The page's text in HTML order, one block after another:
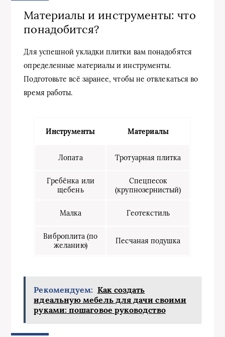
Материалы и инструменты: что
понадобится?
Для успешной укладки плитки вам понадобятся
определенные материалы и инструменты.
Подготовьте всё заранее, чтобы не отвлекаться во
время работы.
Инструменты Материалы
Лопата Тротуарная плитка
Гребёнка или
щебень
Спецпесок
(крупнозернистый)
Малка Геотекстиль
Виброплита (по
желанию)
Песчаная подушка
Рекомендуем: Как создать
идеальную мебель для дачи своими
руками: пошаговое руководство